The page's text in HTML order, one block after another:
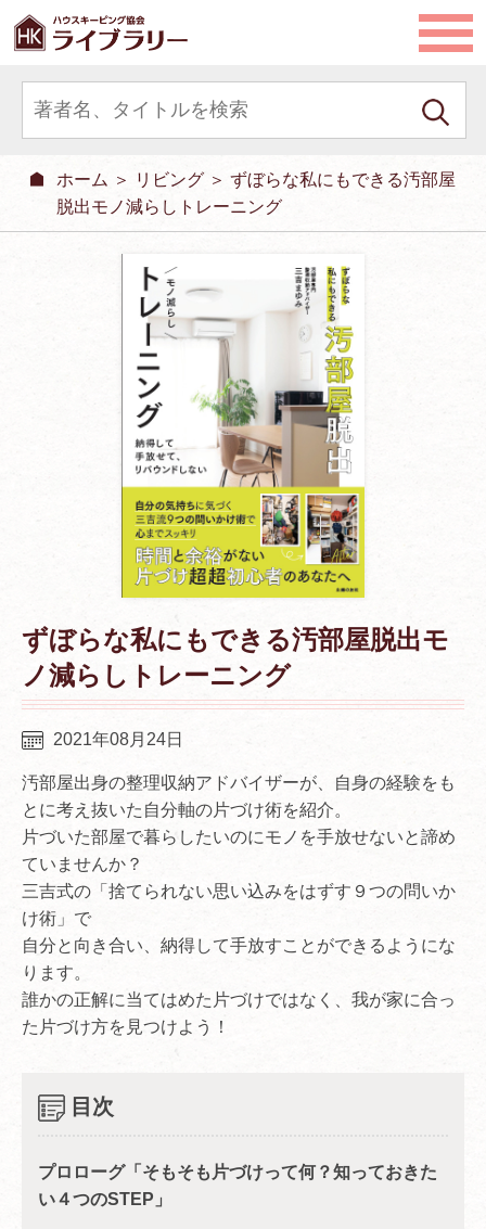
ホーム ＞ リビング ＞ ずぼらな私にもできる汚部屋
脱出モノ減らしトレーニング
ずぼらな私にもできる汚部屋脱出モ
ノ減らしトレーニング
2021年08月24日
汚部屋出身の整理収納アドバイザーが、自身の経験をも
とに考え抜いた自分軸の片づけ術を紹介。
片づいた部屋で暮らしたいのにモノを手放せないと諦め
ていませんか？
三吉式の「捨てられない思い込みをはずす９つの問いか
け術」で
自分と向き合い、納得して手放すことができるようにな
ります。
誰かの正解に当てはめた片づけではなく、我が家に合っ
た片づけ方を見つけよう！
目次
プロローグ「そもそも片づけって何？知っておきた
い４つのSTEP」